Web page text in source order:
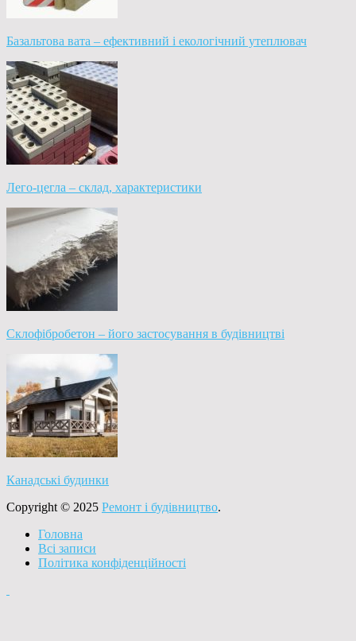
Базальтова вата – ефективний і екологічний утеплювач
Лего-цегла – склад, характеристики
Склофібробетон – його застосування в будівництві
Канадські будинки
Copyright © 2025 Ремонт і будівництво.
Головна
Всі записи
Політика конфіденційності